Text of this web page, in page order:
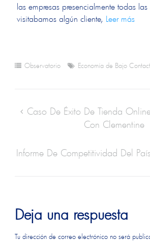
las empresas presencialmente todas
visitabamos algún cliente, Leer más
Observatorio Economía de Bajo
Caso De Éxito De Tienda
Con Clementine
Informe De Competitividad Del
Deja una respuesta
Tu dirección de correo electrónico no será